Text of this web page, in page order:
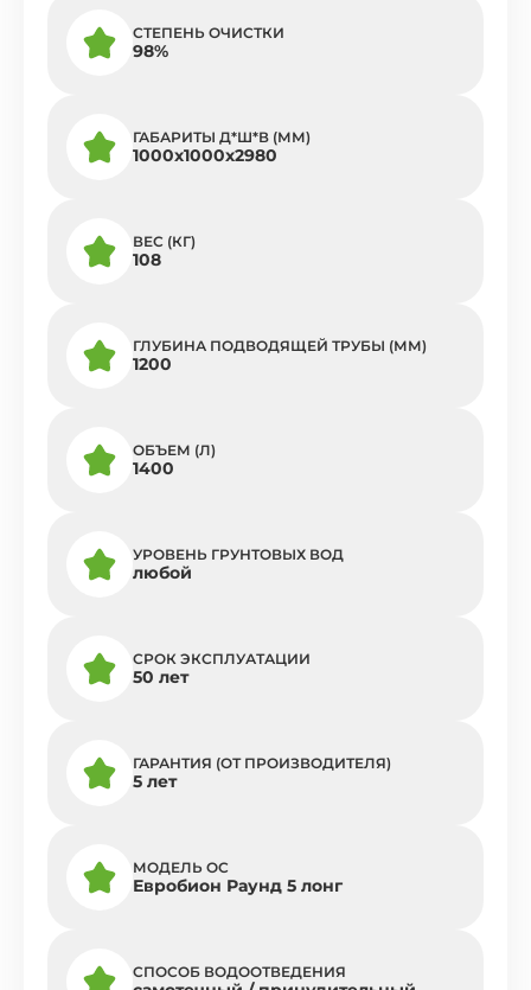
СТЕПЕНЬ ОЧИСТКИ
98%
ГАБАРИТЫ Д*Ш*В (ММ)
1000х1000х2980
ВЕС (КГ)
108
ГЛУБИНА ПОДВОДЯЩЕЙ ТРУБЫ (ММ)
1200
ОБЪЕМ (Л)
1400
УРОВЕНЬ ГРУНТОВЫХ ВОД
любой
СРОК ЭКСПЛУАТАЦИИ
50 лет
ГАРАНТИЯ (ОТ ПРОИЗВОДИТЕЛЯ)
5 лет
МОДЕЛЬ ОС
Евробион Раунд 5 лонг
СПОСОБ ВОДООТВЕДЕНИЯ